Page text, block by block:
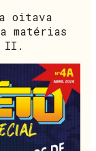
oitava
matérias
II.